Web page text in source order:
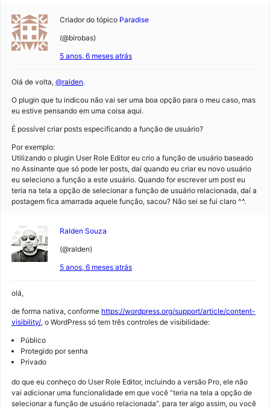
Criador do tópico Paradise
(@birobas)
5 anos, 6 meses atrás
Olá de volta, @ralden.
O plugin que tu indicou não vai ser uma boa opção para o meu caso, mas
eu estive pensando em uma coisa aqui.
É possível criar posts especificando a função de usuário?
Por exemplo:
Utilizando o plugin User Role Editor eu crio a função de usuário baseado
no Assinante que só pode ler posts, daí quando eu criar eu novo usuário
eu seleciono a função a este usuário. Quando for escrever um post eu
teria na tela a opção de selecionar a função de usuário relacionada, daí a
postagem fica amarrada aquele função, sacou? Não sei se fui claro ^^.
Ralden Souza
(@ralden)
5 anos, 6 meses atrás
olá,
de forma nativa, conforme https://wordpress.org/support/article/content-
visibility/, o WordPress só tem três controles de visibilidade:
Público
Protegido por senha
Privado
do que eu conheço do User Role Editor, incluindo a versão Pro, ele não
vai adicionar uma funcionalidade em que você “teria na tela a opção de
selecionar a função de usuário relacionada”. para ter algo assim, ou você